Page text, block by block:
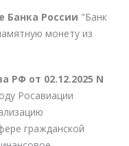
России "Банк
монету из
РФ от 02.12.2025 N
Росавиации
гражданской